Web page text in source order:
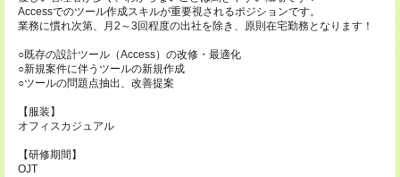
Accessでのツール作成スキルが重要視されるポジションです。
業務に慣れ次第、月2～3回程度の出社を除き、原則在宅勤務となります！
○既存の設計ツール（Access）の改修・最適化
○新規案件に伴うツールの新規作成
○ツールの問題点抽出、改善提案
【服装】
オフィスカジュアル
【研修期間】
OJT